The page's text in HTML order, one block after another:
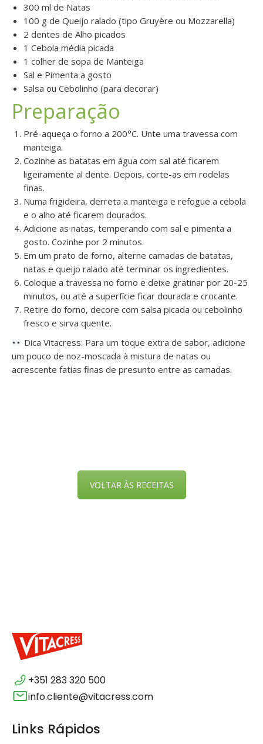
300 ml de Natas
100 g de Queijo ralado (tipo Gruyère ou Mozzarella)
2 dentes de Alho picados
1 Cebola média picada
1 colher de sopa de Manteiga
Sal e Pimenta a gosto
Salsa ou Cebolinho (para decorar)
Preparação
Pré-aqueça o forno a 200°C. Unte uma travessa com
manteiga.
Cozinhe as batatas em água com sal até ficarem
ligeiramente al dente. Depois, corte-as em rodelas
finas.
Numa frigideira, derreta a manteiga e refogue a cebola
e o alho até ficarem dourados.
Adicione as natas, temperando com sal e pimenta a
gosto. Cozinhe por 2 minutos.
Em um prato de forno, alterne camadas de batatas,
natas e queijo ralado até terminar os ingredientes.
Coloque a travessa no forno e deixe gratinar por 20-25
minutos, ou até a superfície ficar dourada e crocante.
Retire do forno, decore com salsa picada ou cebolinho
fresco e sirva quente.
Dica Vitacress: Para um toque extra de sabor, adicione
um pouco de noz-moscada à mistura de natas ou
acrescente fatias finas de presunto entre as camadas.
VOLTAR ÀS RECEITAS
+351 283 320 500
info.cliente@vitacress.com
Links Rápidos